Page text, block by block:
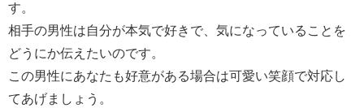
す。
相手の男性は自分が本気で好きで、気になっていることを
どうにか伝えたいのです。
この男性にあなたも好意がある場合は可愛い笑顔で対応し
てあげましょう。